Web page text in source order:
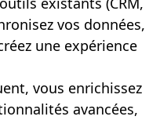
vos données,
une expérience
vous enrichissez
avancées,